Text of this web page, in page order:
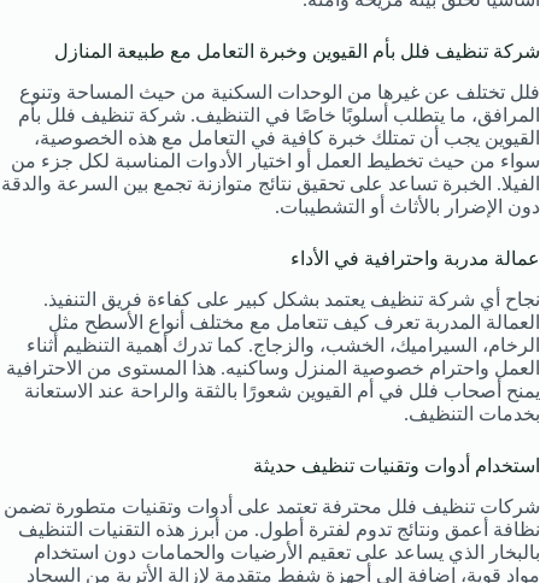
شركة تنظيف فلل بأم القيوين وخبرة التعامل مع طبيعة المنازل
فلل تختلف عن غيرها من الوحدات السكنية من حيث المساحة وتنوع
المرافق، ما يتطلب أسلوبًا خاصًا في التنظيف. شركة تنظيف فلل بأم
القيوين يجب أن تمتلك خبرة كافية في التعامل مع هذه الخصوصية،
سواء من حيث تخطيط العمل أو اختيار الأدوات المناسبة لكل جزء من
الفيلا. الخبرة تساعد على تحقيق نتائج متوازنة تجمع بين السرعة والدقة
دون الإضرار بالأثاث أو التشطيبات.
عمالة مدربة واحترافية في الأداء
نجاح أي شركة تنظيف يعتمد بشكل كبير على كفاءة فريق التنفيذ.
العمالة المدربة تعرف كيف تتعامل مع مختلف أنواع الأسطح مثل
الرخام، السيراميك، الخشب، والزجاج. كما تدرك أهمية التنظيم أثناء
العمل واحترام خصوصية المنزل وساكنيه. هذا المستوى من الاحترافية
يمنح أصحاب فلل في أم القيوين شعورًا بالثقة والراحة عند الاستعانة
بخدمات التنظيف.
استخدام أدوات وتقنيات تنظيف حديثة
شركات تنظيف فلل محترفة تعتمد على أدوات وتقنيات متطورة تضمن
نظافة أعمق ونتائج تدوم لفترة أطول. من أبرز هذه التقنيات التنظيف
بالبخار الذي يساعد على تعقيم الأرضيات والحمامات دون استخدام
مواد قوية، إضافة إلى أجهزة شفط متقدمة لإزالة الأتربة من السجاد